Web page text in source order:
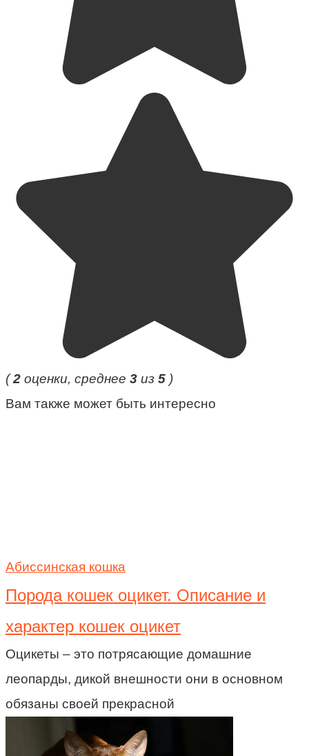
(2 оценки, среднее 3 из 5 )
Вам также может быть интересно
Абиссинская кошка
Порода кошек оцикет. Описание и
характер кошек оцикет
Оцикеты – это потрясающие домашние
леопарды, дикой внешности они в основном
обязаны своей прекрасной